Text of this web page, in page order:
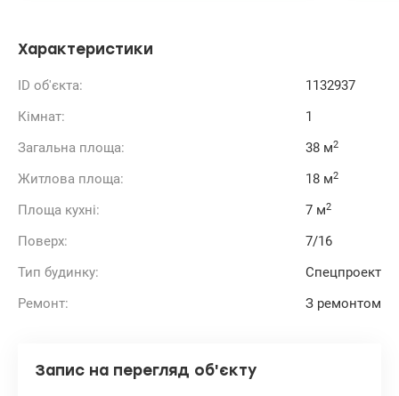
Характеристики
ID об'єкта:
1132937
Кімнат:
1
Загальна площа:
38 м2
Житлова площа: 18 м2
Площа кухні: 7 м2
Поверх:
7/16
Тип будинку:
Спецпроект
Ремонт:
З ремонтом
Запис на перегляд об'єкту